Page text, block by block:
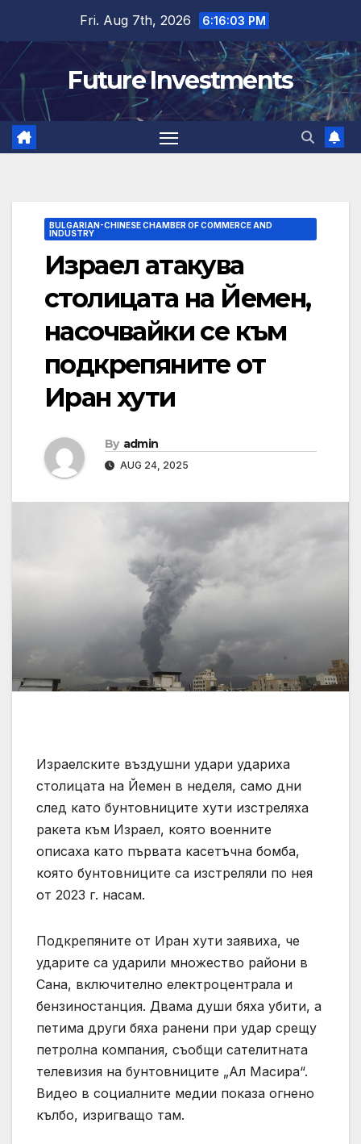
content
Fri. Aug 7th, 2026 6:16:04 PM
Future Investments
BULGARIAN-CHINESE CHAMBER OF COMMERCE AND
INDUSTRY
Израел атакува
столицата на Йемен,
насочвайки се към
подкрепяните от
Иран хути
By admin
AUG 24, 2025
Израелските въздушни удари удариха
столицата на Йемен в неделя, само дни
след като бунтовниците хути изстреляха
ракета към Израел, която военните
описаха като първата касетъчна бомба,
която бунтовниците са изстреляли по нея
от 2023 г. насам.
Подкрепяните от Иран хути заявиха, че
ударите са ударили множество райони в
Сана, включително електроцентрала и
бензиностанция. Двама души бяха убити, а
петима други бяха ранени при удар срещу
петролна компания, съобщи сателитната
телевизия на бунтовниците „Ал Масира“.
Видео в социалните медии показа огнено
кълбо, изригващо там.